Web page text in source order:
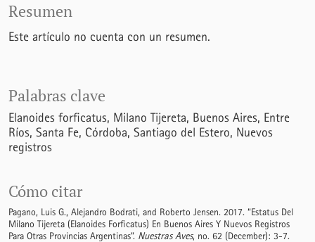
Palabras clave
Elanoides forficatus Milano Tijereta Buenos Aires Entre
Ríos Santa Fe Córdoba Santiago del Estero Nuevos
registros
Cómo citar
Pagano, Luis G., Alejandro Bodrati, and Roberto Jensen. 2017. “Estatus Del
Milano Tijereta (Elanoides Forficatus) En Buenos Aires Y Nuevos Registros
Para Otras Provincias Argentinas”. Nuestras Aves, no. 62 (December): 3-7.
Resumen
Este artículo no cuenta con un resumen.